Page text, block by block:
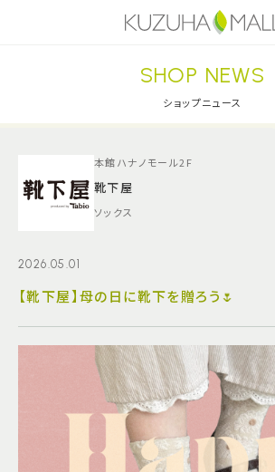
年中無休平 日：10:00~20:00
※店舗により異なる
ショップガイド
イベント
キッズ＆ベビー
施設案内
SHOP NEWS
ショップニュース
本館ハナノモール2F
靴下屋
ソックス
2026.05.01
【靴下屋】母の日に靴下を贈ろう🌷